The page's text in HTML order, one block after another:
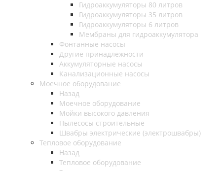
Гидроаккумуляторы 80 литров
Гидроаккумуляторы 35 литров
Гидроаккумуляторы 6 литров
Мембраны для гидроаккумулятора
Фонтанные насосы
Другие принадлежности
Аккумуляторные насосы
Канализационные насосы
Моечное оборудование
Назад
Моечное оборудование
Мойки высокого давления
Пылесосы строительные
Швабры электрические (электрошвабры)
Тепловое оборудование
Назад
Тепловое оборудование